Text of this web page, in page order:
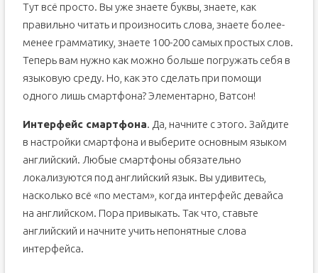
Тут всё просто. Вы уже знаете буквы, знаете, как
правильно читать и произносить слова, знаете более-
менее грамматику, знаете 100-200 самых простых слов.
Теперь вам нужно как можно больше погружать себя в
языковую среду. Но, как это сделать при помощи
одного лишь смартфона? Элементарно, Ватсон!
Интерфейс смартфона. Да, начните с этого. Зайдите
в настройки смартфона и выберите основным языком
английский. Любые смартфоны обязательно
локализуются под английский язык. Вы удивитесь,
насколько всё «по местам», когда интерфейс девайса
на английском. Пора привыкать. Так что, ставьте
английский и начните учить непонятные слова
интерфейса.